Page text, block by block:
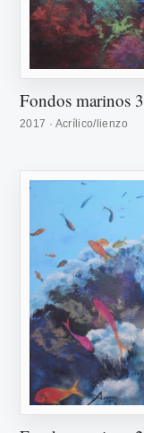
Fondos marinos 3
2017 · Acrílico/lienzo